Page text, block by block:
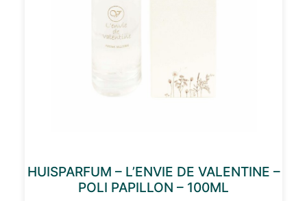
HUISPARFUM – L’ENVIE DE VALENTINE –
POLI PAPILLON – 100ML